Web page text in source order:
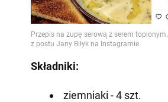
Video
Składniki:
ziemniaki - 4 szt.